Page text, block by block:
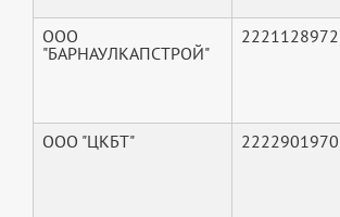
ООО
"БАРНАУЛКАПСТРОЙ"
2221128972
ООО "ЦКБТ" 2222901970